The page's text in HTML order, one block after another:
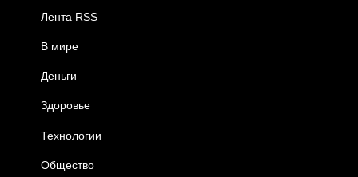
Лента RSS
В мире
Деньги
Здоровье
Технологии
Общество